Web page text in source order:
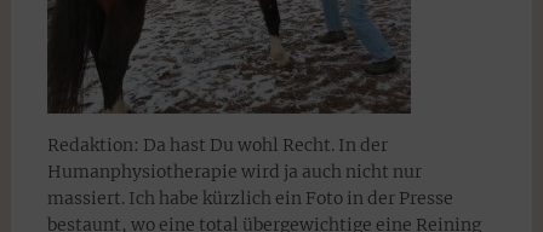
Redaktion: Da hast Du wohl Recht. In der
Humanphysiotherapie wird ja auch nicht nur
massiert. Ich habe kürzlich ein Foto in der Presse
bestaunt, wo eine total übergewichtige eine Reining